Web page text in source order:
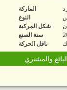
الماركة
النوع
شكل المركبة
سنة الصنع
ناقل الحركة
والمشتري